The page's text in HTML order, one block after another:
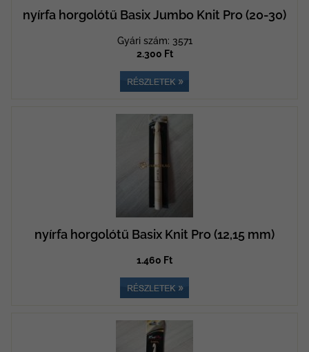
nyírfa horgolótű Basix Jumbo Knit Pro (20-30)
Gyári szám: 3571
2.300 Ft
nyírfa horgolótű Basix Knit Pro (12,15 mm)
1.460 Ft